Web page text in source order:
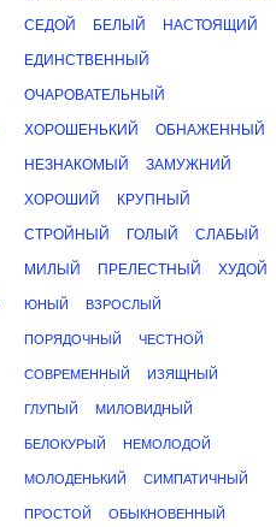
СЕДОЙ БЕЛЫЙ НАСТОЯЩИЙ
ЕДИНСТВЕННЫЙ
ОЧАРОВАТЕЛЬНЫЙ
ХОРОШЕНЬКИЙ ОБНАЖЕННЫЙ
НЕЗНАКОМЫЙ ЗАМУЖНИЙ
ХОРОШИЙ КРУПНЫЙ
СТРОЙНЫЙ ГОЛЫЙ СЛАБЫЙ
МИЛЫЙ ПРЕЛЕСТНЫЙ ХУДОЙ
ЮНЫЙ ВЗРОСЛЫЙ
ПОРЯДОЧНЫЙ ЧЕСТНОЙ
СОВРЕМЕННЫЙ ИЗЯЩНЫЙ
ГЛУПЫЙ МИЛОВИДНЫЙ
БЕЛОКУРЫЙ НЕМОЛОДОЙ
МОЛОДЕНЬКИЙ СИМПАТИЧНЫЙ
ПРОСТОЙ ОБЫКНОВЕННЫЙ